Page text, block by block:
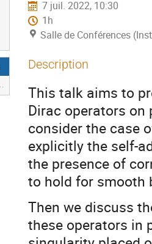
7 juil. 2022, 10:30
1h
Salle de Conférences
Description
This talk aims to
Dirac operators
consider the case
explicitly the self-
the presence of
to hold for smooth
Then we discuss
these operators in